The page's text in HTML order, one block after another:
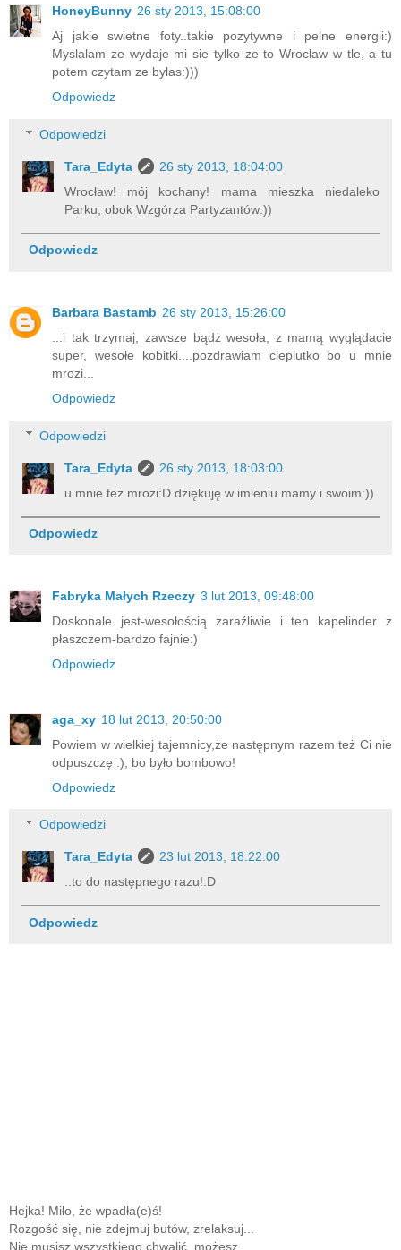
HoneyBunny 26 sty 2013, 15:08:00
Aj jakie swietne foty..takie pozytywne i pelne energii:)
Myslalam ze wydaje mi sie tylko ze to Wroclaw w tle, a tu
potem czytam ze bylas:)))
Odpowiedz
Odpowiedzi
Tara_Edyta
26 sty 2013, 18:04:00
Wrocław! mój kochany! mama mieszka niedaleko
Parku, obok Wzgórza Partyzantów:))
Odpowiedz
Barbara Bastamb 26 sty 2013, 15:26:00
...i tak trzymaj, zawsze bądż wesoła, z mamą wyglądacie
super, wesołe kobitki....pozdrawiam cieplutko bo u mnie
mrozi...
Odpowiedz
Odpowiedzi
Tara_Edyta
26 sty 2013, 18:03:00
u mnie też mrozi:D dziękuję w imieniu mamy i swoim:))
Odpowiedz
Fabryka Małych Rzeczy 3 lut 2013, 09:48:00
Doskonale jest-wesołością zaraźliwie i ten kapelinder z
płaszczem-bardzo fajnie:)
Odpowiedz
aga_xy 18 lut 2013, 20:50:00
Powiem w wielkiej tajemnicy,że następnym razem też Ci nie
odpuszczę :), bo było bombowo!
Odpowiedz
Odpowiedzi
Tara_Edyta
23 lut 2013, 18:22:00
..to do następnego razu!:D
Odpowiedz
Hejka! Miło, że wpadła(e)ś!
Rozgość się, nie zdejmuj butów, zrelaksuj...
Nie musisz wszystkiego chwalić, możesz